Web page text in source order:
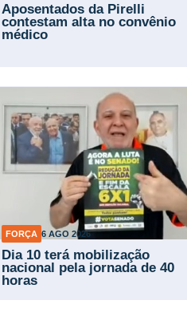
Aposentados da Pirelli
contestam alta no convênio
médico
FORÇA 6 AGO 2026
Dia 10 terá mobilização
nacional pela jornada de 40
horas